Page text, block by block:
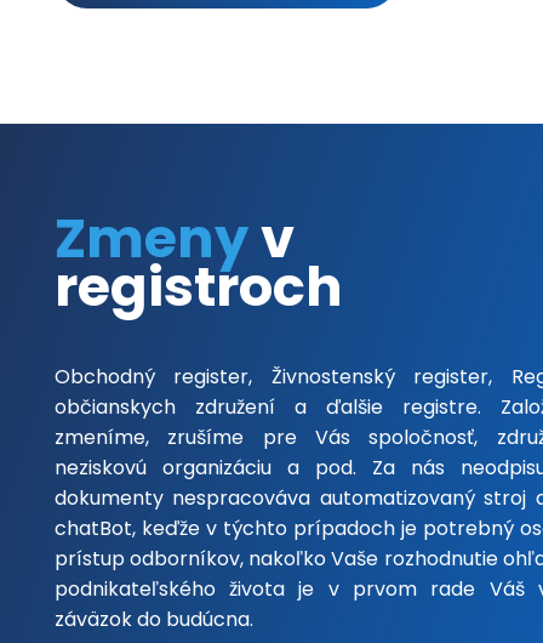
Zmenyv
registroch
Obchodný register, Živnostenský register,
občianskych združení a ďalšie registre.
zmeníme, zrušíme pre Vás spoločnosť,
neziskovú organizáciu a pod. Za nás
dokumenty nespracováva automatizovaný stroj
chatBot, keďže v týchto prípadoch je potrebný
prístup odborníkov, nakoľko Vaše rozhodnutie
podnikateľského života je v prvom rade Váš
záväzok do budúcna.